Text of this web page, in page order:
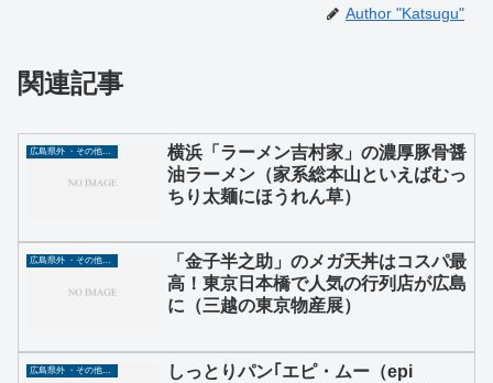
Author "Katsugu"
関連記事
横浜「ラーメン吉村家」の濃厚豚骨醤
油ラーメン（家系総本山といえばむっ
ちり太麺にほうれん草）
広島県外 ・その他グルメ
「金子半之助」のメガ天丼はコスパ最
高！東京日本橋で人気の行列店が広島
に（三越の東京物産展）
広島県外 ・その他グルメ
しっとりパン｢エピ・ムー（epi